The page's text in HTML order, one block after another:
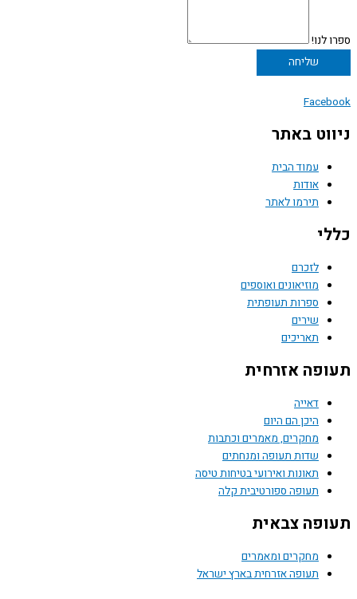
ספרו לנו!
שליחה
Facebook
ניווט באתר
עמוד הבית
אודות
תירמו לאתר
כללי
לזכרם
מוזיאונים ואוספים
ספרות תעופתית
שירים
תאריכים
תעופה אזרחית
דאייה
היכן הם היום
מחקרים, מאמרים וכתבות
שדות תעופה ומנחתים
תאונות ואירועי בטיחות טיסה
תעופה ספורטיבית קלה
תעופה צבאית
מחקרים ומאמרים
תעופה אזרחית בארץ ישראל